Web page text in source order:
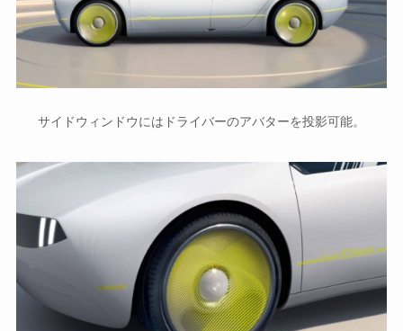
サイドウィンドウにはドライバーのアバターを投影可能。